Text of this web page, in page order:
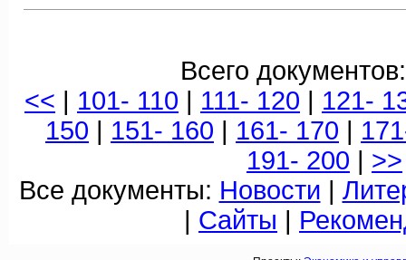
Всего
<< | 101- 110 | 111- 120 | 121-
150 | 151- 160 | 161- 170 |
191- 200 | >>
Все документы: Новости |
| Сайты |